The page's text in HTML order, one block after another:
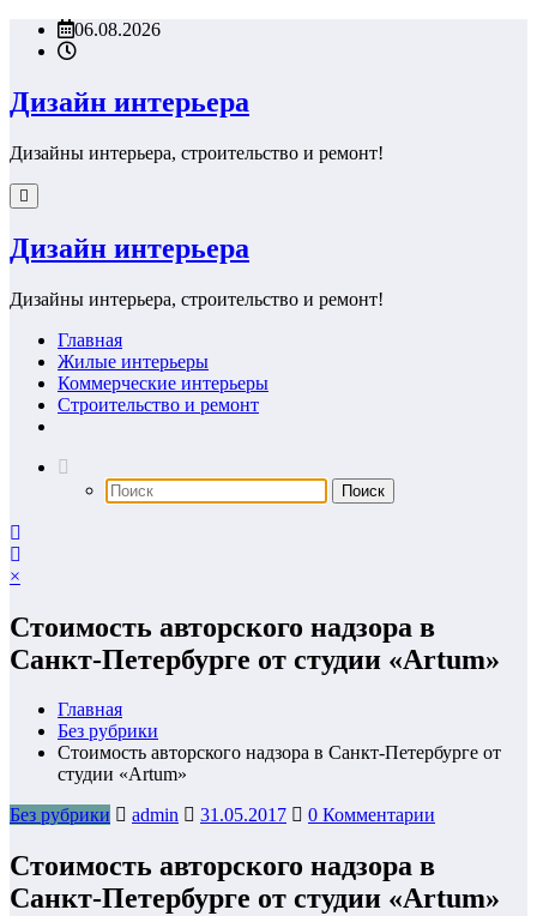
Перейти06.08.2026
Дизайн интерьера
Дизайны интерьера, строительство и ремонт!
Дизайн интерьера
Дизайны интерьера, строительство и ремонт!
Главная
Жилые интерьеры
Коммерческие интерьеры
Строительство и ремонт
×
Стоимость авторского надзора в
Санкт-Петербурге от студии «Artum»
Главная
Без рубрики
Стоимость авторского надзора в Санкт-Петербурге от
студии «Artum»
Без рубрики
admin 31.05.2017 0 Комментарии
Стоимость авторского надзора в
Санкт-Петербурге от студии «Artum»